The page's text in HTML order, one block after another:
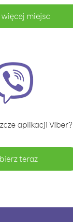
więcej miejsc
aplikacji Viber?
teraz